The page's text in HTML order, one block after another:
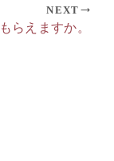
NEXT
らえますか。